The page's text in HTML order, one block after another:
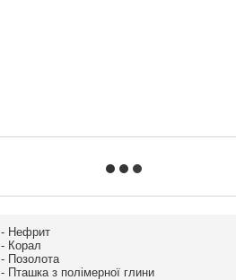
- Нефрит
- Корал
- Позолота
- Пташка з полімерної глини